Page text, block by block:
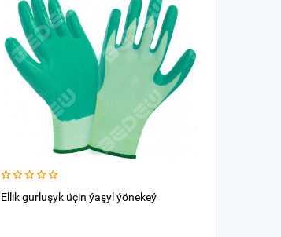
Ellik gurluşyk üçin ýaşyl ýönekeý